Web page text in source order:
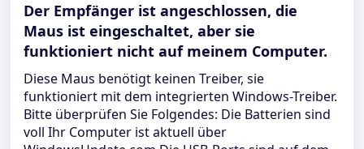
Der Empfänger ist angeschlossen, die
Maus ist eingeschaltet, aber sie
funktioniert nicht auf meinem Computer.
Diese Maus benötigt keinen Treiber, sie
funktioniert mit dem integrierten Windows-Treiber.
Bitte überprüfen Sie Folgendes: Die Batterien sind
voll Ihr Computer ist aktuell über